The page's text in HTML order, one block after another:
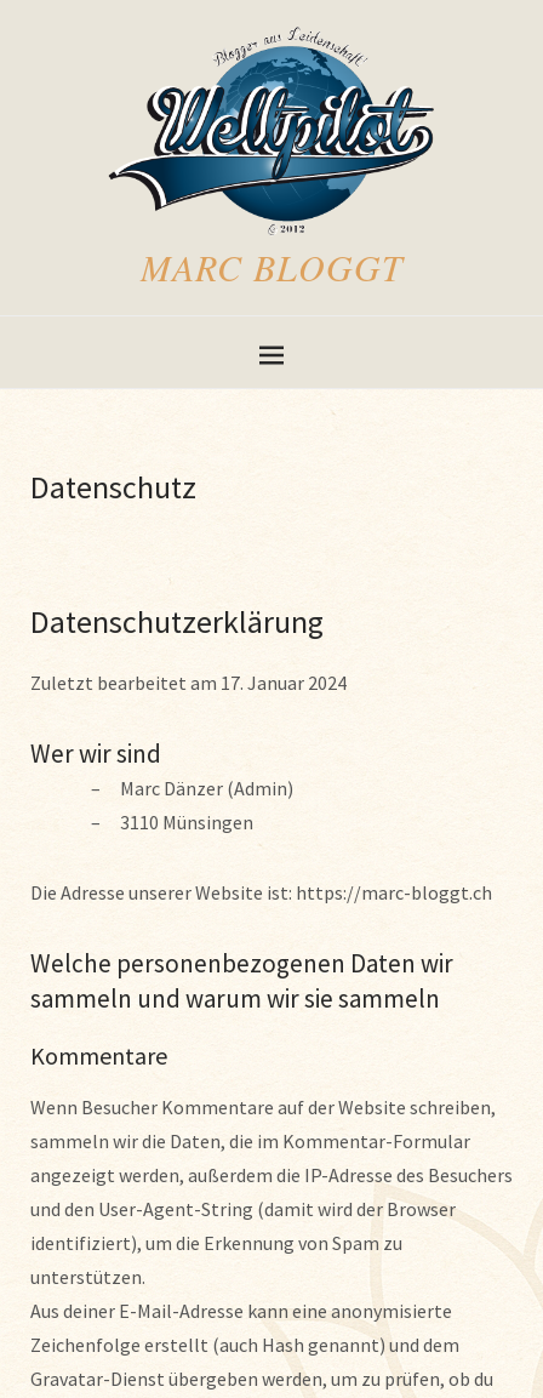
MARC BLOGGT
Datenschutz
Datenschutzerklärung
Zuletzt bearbeitet am 17. Januar 2024
Wer wir sind
Marc Dänzer (Admin)
3110 Münsingen
Die Adresse unserer Website ist: https://marc-bloggt.ch
Welche personenbezogenen Daten wir
sammeln und warum wir sie sammeln
Kommentare
Wenn Besucher Kommentare auf der Website schreiben,
sammeln wir die Daten, die im Kommentar-Formular
angezeigt werden, außerdem die IP-Adresse des Besuchers
und den User-Agent-String (damit wird der Browser
identifiziert), um die Erkennung von Spam zu
unterstützen.
Aus deiner E-Mail-Adresse kann eine anonymisierte
Zeichenfolge erstellt (auch Hash genannt) und dem
Gravatar-Dienst übergeben werden, um zu prüfen, ob du